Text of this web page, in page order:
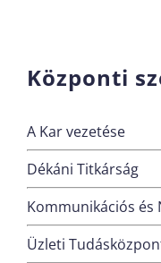
Központi
A Kar vezetése
Dékáni Titkárság
Kommunikációs
Üzleti